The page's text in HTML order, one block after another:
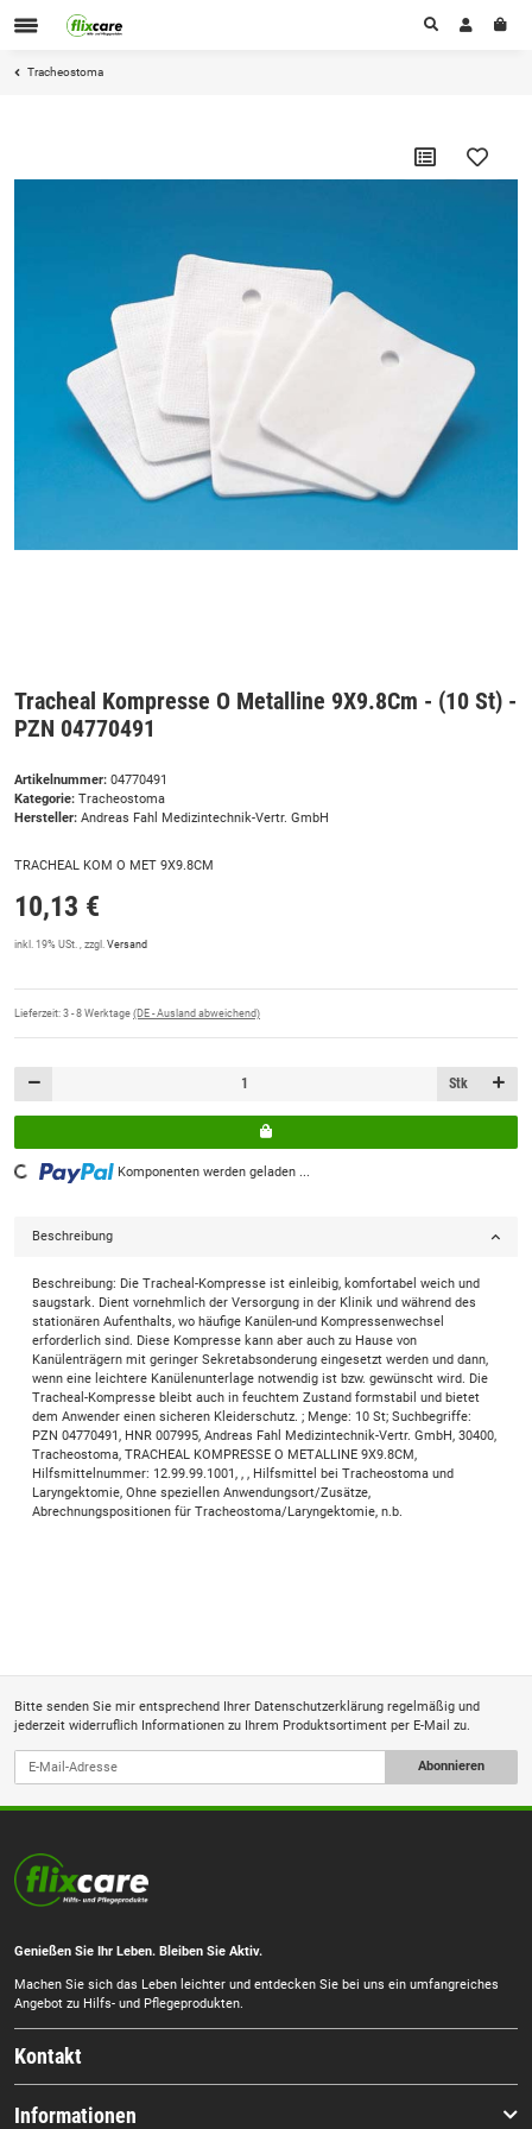
Tracheostoma
Tracheal Kompresse O Metalline 9X9.8Cm - (10 St) -
PZN 04770491
Artikelnummer: 04770491
Kategorie: Tracheostoma
Hersteller: Andreas Fahl Medizintechnik-Vertr. GmbH
TRACHEAL KOM O MET 9X9.8CM
10,13 €
inkl. 19% USt. , zzgl. Versand
Lieferzeit: 3 - 8 Werktage (DE - Ausland abweichend)
Stk
Loading... Komponenten werden geladen ...
Beschreibung
Beschreibung: Die Tracheal-Kompresse ist einleibig, komfortabel weich und
saugstark. Dient vornehmlich der Versorgung in der Klinik und während des
stationären Aufenthalts, wo häufige Kanülen-und Kompressenwechsel
erforderlich sind. Diese Kompresse kann aber auch zu Hause von
Kanülenträgern mit geringer Sekretabsonderung eingesetzt werden und dann,
wenn eine leichtere Kanülenunterlage notwendig ist bzw. gewünscht wird. Die
Tracheal-Kompresse bleibt auch in feuchtem Zustand formstabil und bietet
dem Anwender einen sicheren Kleiderschutz. ; Menge: 10 St; Suchbegriffe:
PZN 04770491, HNR 007995, Andreas Fahl Medizintechnik-Vertr. GmbH, 30400,
Tracheostoma, TRACHEAL KOMPRESSE O METALLINE 9X9.8CM,
Hilfsmittelnummer: 12.99.99.1001, , , Hilfsmittel bei Tracheostoma und
Laryngektomie, Ohne speziellen Anwendungsort/Zusätze,
Abrechnungspositionen für Tracheostoma/Laryngektomie, n.b.
Bitte senden Sie mir entsprechend Ihrer Datenschutzerklärung regelmäßig und
jederzeit widerruflich Informationen zu Ihrem Produktsortiment per E-Mail zu.
Abonnieren
Genießen Sie Ihr Leben. Bleiben Sie Aktiv.
Machen Sie sich das Leben leichter und entdecken Sie bei uns ein umfangreiches
Angebot zu Hilfs- und Pflegeprodukten.
Kontakt
Informationen